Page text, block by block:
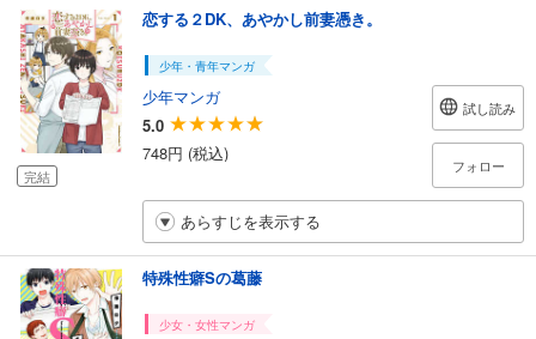
完結
恋する２DK、あやかし前妻憑き。
少年・青年マンガ
少年マンガ
5.0
748円 (税込)
試し読み
フォロー
あらすじを表示する
特殊性癖Sの葛藤
少女・女性マンガ